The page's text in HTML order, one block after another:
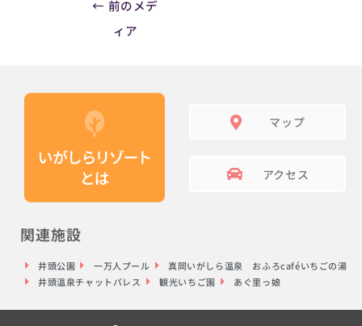
← 前のメデ
ィア
マップ
アクセス
関連施設
井頭公園 一万人プール
真岡いがしら温泉 おふろcaféいちごの湯
井頭温泉チャットパレス
観光いちご園 あぐ里っ娘